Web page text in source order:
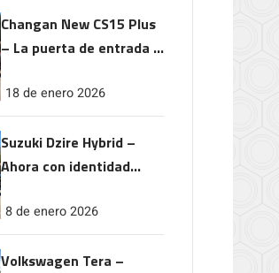
Changan New CS15 Plus
– La puerta de entrada a
18 de enero 2026
Suzuki Dzire Hybrid –
Ahora con identidad
rendimiento
8 de enero 2026
Volkswagen Tera –